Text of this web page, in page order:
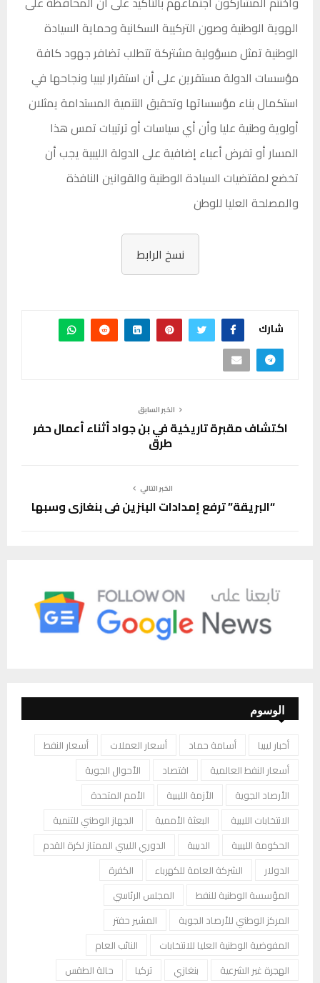
الهوية الوطنية وصون التركيبة السكانية وحماية السيادة
الوطنية تمثل مسؤولية مشتركة تتطلب تضافر جهود كافة
مؤسسات الدولة مستقرين على أن استقرار ليبيا ونجاحها في
استكمال بناء مؤسساتها وتحقيق التنمية المستدامة يمثلان
أولوية وطنية عليا وأن أي سياسات أو ترتيبات تمس هذا
المسار أو تفرض أعباء إضافية على الدولة الليبية يجب أن
تخضع لمقتضيات السيادة الوطنية والقوانين النافذة
والمصلحة العليا للوطن
نسخ الرابط
شارك
الخبر السابق
اكتشاف مقبرة تاريخية في بن جواد أثناء أعمال حفر
طرق
الخبر التالي
“البريقة” ترفع إمدادات البنزين في بنغازي وسبها
الوسوم
أخبار ليبيا أسامة حماد أسعار العملات
أسعار النفط
أسعار النفط العالمية
اقتصاد
الأحوال الجوية
الأرصاد الجوية
الأزمة الليبية
الأمم المتحدة
الانتخابات الليبية
البعثة الأممية
الجهاز الوطني للتنمية
الحكومة الليبية
الدبيبة
الدوري الليبي الممتاز لكرة القدم
الدولار
الشركة العامة للكهرباء
الكفرة
المؤسسة الوطنية للنفط
المجلس الرئاسي
المركز الوطني للأرصاد الجوية
المشير حفتر
المفوضية الوطنية العليا للانتخابات
النائب العام
الهجرة غير الشرعية
بنغازي تركيا
حالة الطقس